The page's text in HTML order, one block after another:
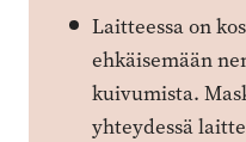
Laitteessa on
ehkäisemään
kuivumista.
yhteydessä